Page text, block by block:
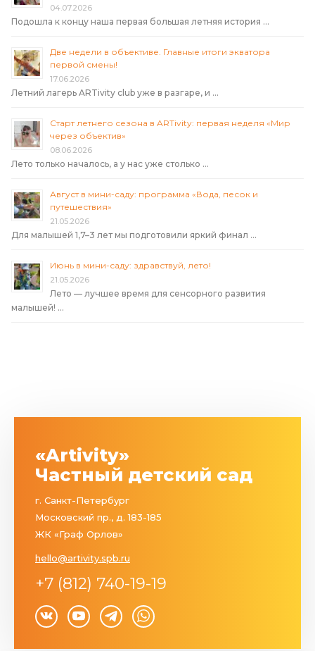
04.07.2026
Подошла к концу наша первая большая летняя история …
Две недели в объективе. Главные итоги экватора
первой смены!
17.06.2026
Летний лагерь ARTivity club уже в разгаре, и …
Старт летнего сезона в ARTivity: первая неделя «Мир
через объектив»
08.06.2026
Лето только началось, а у нас уже столько …
Август в мини-саду: программа «Вода, песок и
путешествия»
21.05.2026
Для малышей 1,7–3 лет мы подготовили яркий финал …
Июнь в мини-саду: здравствуй, лето!
21.05.2026
Лето — лучшее время для сенсорного развития
малышей! …
«Artivity»
Частный детский сад
г. Санкт-Петербург
Московский пр., д. 183-185
ЖК «Граф Орлов»
hello@artivity.spb.ru
+7 (812) 740-19-19